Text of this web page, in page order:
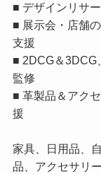
■ デザインリサ
■ 展示会・店舗
支援
■ 2DCG＆3DCG
監修
■ 革製品＆アク
援
家具、日用品、
品、アクセサリ